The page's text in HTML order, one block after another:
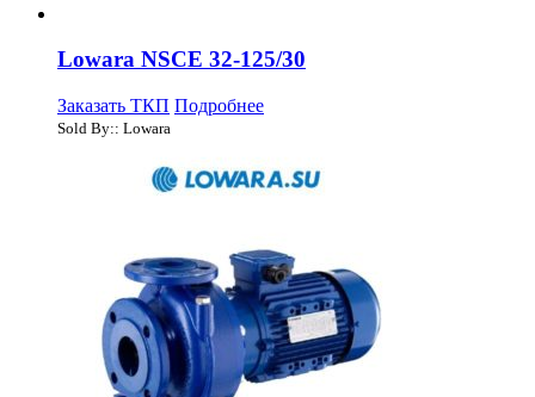
Lowara NSCE 32-125/30
Заказать ТКП Подробнее
Sold By:: Lowara